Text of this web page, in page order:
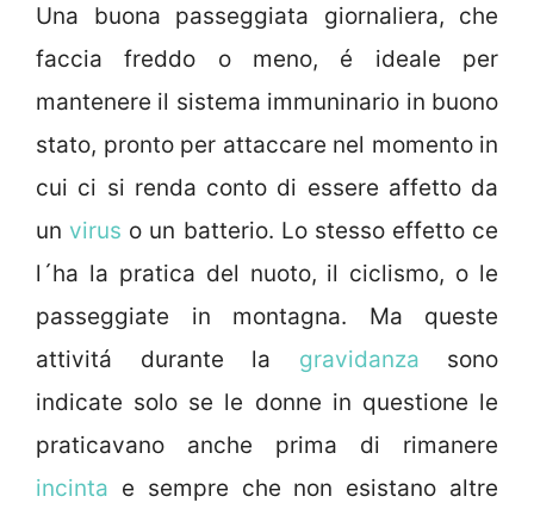
Una buona passeggiata giornaliera, che
faccia freddo o meno, é ideale per
mantenere il sistema immuninario in buono
stato, pronto per attaccare nel momento in
cui ci si renda conto di essere affetto da
un virus o un batterio. Lo stesso effetto ce
l´ha la pratica del nuoto, il ciclismo, o le
passeggiate in montagna. Ma queste
attivitá durante la gravidanza sono
indicate solo se le donne in questione le
praticavano anche prima di rimanere
incinta e sempre che non esistano altre